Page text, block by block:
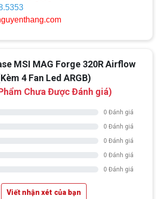
MSI MAG Forge 320R Airflow
4 Fan Led ARGB)
Chưa Được Đánh giá)
0 Đánh giá
0 Đánh giá
0 Đánh giá
0 Đánh giá
0 Đánh giá
Viết nhận xét của bạn